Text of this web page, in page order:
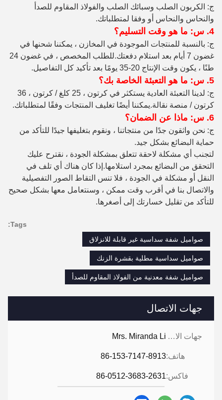
جهات الاتصال
جهات الاتصال: Mrs. Miranda Li
هاتف:86-153-7147-8913
فاكس:86-0512-3683-2631
ج: الكربون الصلب وسبائك الصلب والفولاذ المقاوم للصدأ
والنحاس والنحاس أو وفقا لمتطلباتك.
4. س: ما هو وقت التسليم؟
ج: بالنسبة للمنتجات الموجودة في المخازن ، يمكننا شحنها في
غضون 7 أيام بعد استلام دفعتك.للطلب المخصص ، في غضون 24
طنًا ، يكون وقت الإنتاج 20-35 يومًا بعد تأكيد كل التفاصيل.
5. س: ما هو التعبئة الخاصة بك؟
ج: لدينا التعبئة العادية يستكثر في كرتون ، 25 كلغ / كرتون ، 36
كرتون / منصة نقالة.يمكننا أيضًا تغليف المنتجات وفقًا لمتطلباتك.
6. س: ماذا عن الضمان؟
ج: نحن واثقون جدًا من منتجاتنا ، ونقوم بتغليفها جيدًا للتأكد من
حماية البضائع بشكل جيد.
لتجنب أي مشكلة لاحقة تتعلق بمشكلة الجودة ، نقترح عليك
التحقق من البضائع بمجرد استلامها.إذا كان هناك أي تلف في
النقل أو مشكلة في الجودة ، فلا تنس التقاط الصور التفصيلية
والاتصال بنا في أقرب وقت ممكن ، وسنتعامل معها بشكل صحيح
للتأكد من تقليل خسارتك إلى أصغرها.
Tags:
صواميل شفة سداسية غير قابلة للانزلاق
صواميل سداسية مطلية بقشرة الزنك
صواميل شفة معدنية من الفولاذ المقاوم للصدأ